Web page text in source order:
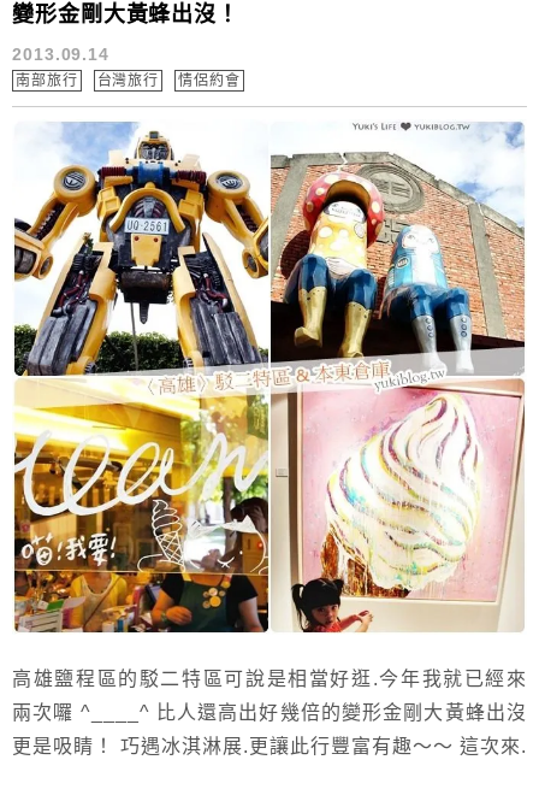
變形金剛大黃蜂出沒！
2013.09.14
南部旅行 台灣旅行 情侶約會
高雄鹽程區的駁二特區可說是相當好逛.今年我就已經來
兩次囉 ^____^ 比人還高出好幾倍的變形金剛大黃蜂出沒
更是吸睛！ 巧遇冰淇淋展.更讓此行豐富有趣～～ 這次來.